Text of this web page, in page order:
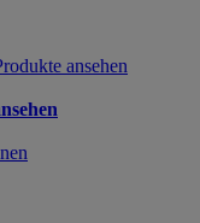
ansehen